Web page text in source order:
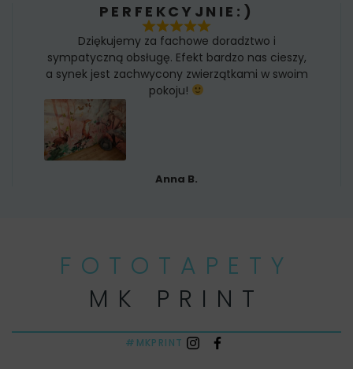
PERFEKCYJNIE:)
Dziękujemy za fachowe doradztwo i
sympatyczną obsługę. Efekt bardzo nas cieszy,
a synek jest zachwycony zwierzątkami w swoim
pokoju!
Anna B.
FOTOTAPETY
MK PRINT
#MKPRINT